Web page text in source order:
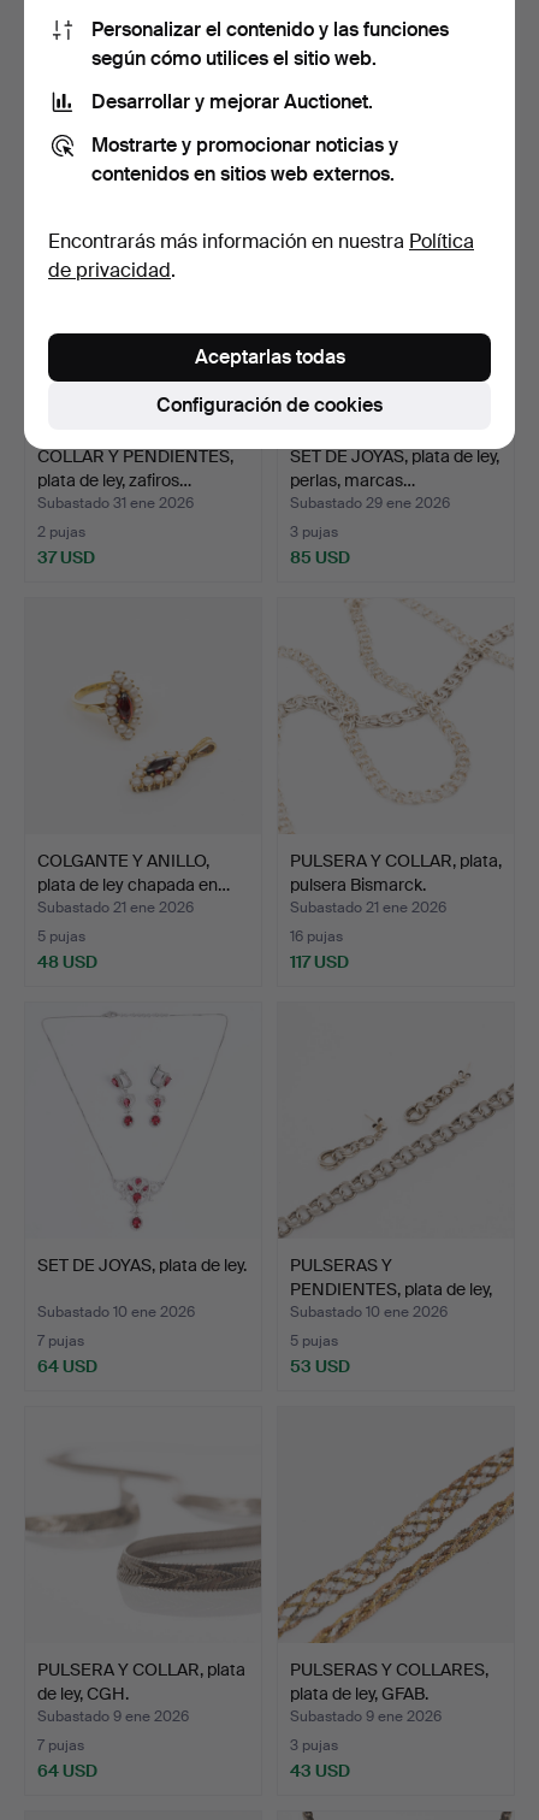
JUEGO DE JOYAS, plata de
ley, cromo.
Subastado 4 feb 2026
32 USD
SET DE JOYAS, plata de ley.
Subastado 3 feb 2026
189 USD
COLLAR Y PENDIENTES,
plata de ley, zafiros…
Subastado 31 ene 2026
2 pujas
37 USD
SET DE JOYAS, plata de ley,
perlas, marcas…
Subastado 29 ene 2026
3 pujas
85 USD
COLGANTE Y ANILLO,
plata de ley chapada en…
Subastado 21 ene 2026
5 pujas
48 USD
PULSERA Y COLLAR, plata,
pulsera Bismarck.
Subastado 21 ene 2026
16 pujas
117 USD
SET DE JOYAS, plata de ley.
Subastado 10 ene 2026
7 pujas
64 USD
PULSERAS Y
PENDIENTES, plata de ley,
Bisma…
Subastado 10 ene 2026
5 pujas
53 USD
PULSERA Y COLLAR, plata
de ley, CGH.
Subastado 9 ene 2026
7 pujas
64 USD
PULSERAS Y COLLARES,
plata de ley, GFAB.
Subastado 9 ene 2026
3 pujas
43 USD
Personalizar el contenido y las funciones
según cómo utilices el sitio web.
Desarrollar y mejorar Auctionet.
Mostrarte y promocionar noticias y
contenidos en sitios web externos.
Encontrarás más información en nuestra Política
de privacidad.
Configuración de cookies
Aceptarlas todas